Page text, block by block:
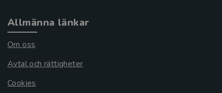
Allmänna länkar
Om oss
Avtal och rättigheter
Cookies